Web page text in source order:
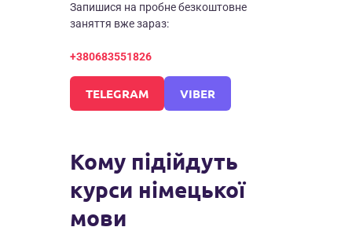
ІРЛАНДСЬКА
МАКЕДОНСЬКА
МОЛДАВСЬКА
НОРВЕЗЬКА
ПОРТУГАЛЬСЬКА
Запишися на пробне безкоштовне
заняття вже зараз:
+380683551826
Кому підійдуть
курси німецької
мови